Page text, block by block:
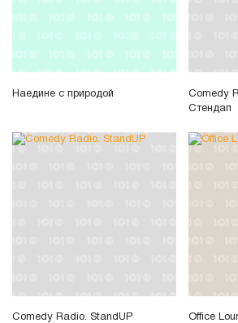
Наедине с природой
Comedy
Стендап
Comedy Radio. StandUP Office